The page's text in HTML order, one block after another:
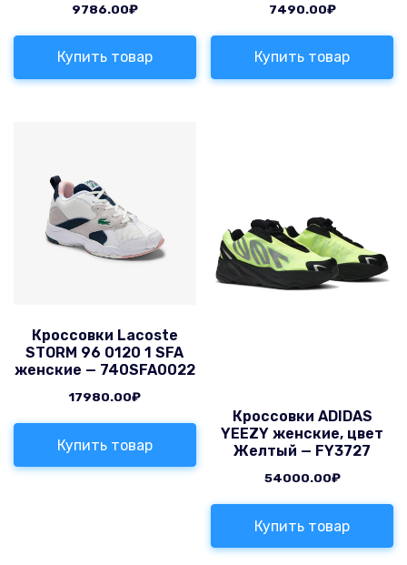
9786.00₽
Купить товар
7490.00₽
Купить товар
Кроссовки Lacoste
STORM 96 0120 1 SFA
женские — 740SFA0022
17980.00₽
Купить товар
Кроссовки ADIDAS
YEEZY женские, цвет
Желтый — FY3727
54000.00₽
Купить товар